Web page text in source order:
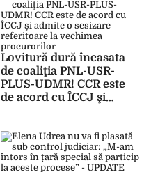
Lovitură dură încasata
de coaliţia PNL-USR-
PLUS-UDMR! CCR este
de acord cu ÎCCJ şi
procurorilor